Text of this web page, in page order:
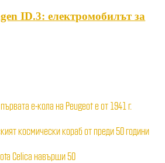
ID.3: електромобилът за
е-кола на Peugeot е от 1941 г.
космически кораб от преди 50 години
Celica навърши 50